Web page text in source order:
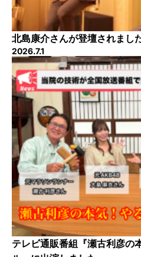
北島康介さんが登壇されまし
2026.7.1
テレビ通販番組『瀬古利彦の